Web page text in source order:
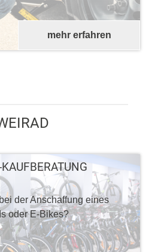
mehr erfahren
der Anschaffung eines
oder E-Bikes?